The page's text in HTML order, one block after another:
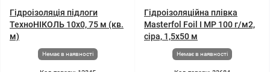
Гідроізоляція підлоги
ТехноНІКОЛЬ 10x0, 75 м (кв.
м)
Немає в наявності
Гідроізоляційна плівка
Masterfol Foil I MP 100 г/м2,
сіра, 1,5x50 м
Немає в наявності